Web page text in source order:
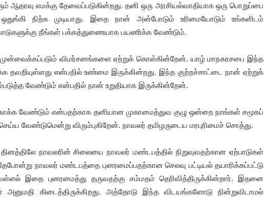
ஆதரவு எமக்கு தேவைப்படுகின்றது. தனி ஒரு அரசியல்வாதியாக ஒரு பொறுப்பை
நிற்க முடியாது. இதை நான் அன்போடும் உரிமையோடும் உங்களிடம்
நீங்கள் பக்கத்துணையாக பயணிக்க வேண்டும்.
விமர்சனங்களை ஏற்றுக் கொள்கின்றேன். யாழ் மாநகரசபை இந்த
தவறியுள்ளது என்பதில் உண்மை இருக்கின்றது. இந்த குற்றச்சாட்டை நான் ஏற்றுக்
வேண்டும் என்பதில் நான் உறுதியாக இருக்கின்றேன்.
வேண்டும் என்பதற்காக தனியான முகாமைத்துவ குழு ஒன்றை நாங்கள் சமூகப்
வேண்டுமென்று விரும்புகிறேன். நாவலர் தமிழருடைய மரபுரிமைச் சொத்து.
தினத்திலே நாவலரின் சிலையை நாவலர் மண்டபத்தில் நிறுவுவதற்கான ஏற்பாடுகள்
நாவலர் மண்டபத்தை புனரமைப்பதற்கான செலவு பட்டியல் தயாரிக்கப்பட்டு
இதை புனரமைத்து தருவதற்கு சம்மதம் தெரிவித்திருக்கின்றார். இதனை
அனுமதி கிடைத்திருக்கிறது. அத்தோடு இந்த விடயங்களோடு நின்றுவிடாமல்